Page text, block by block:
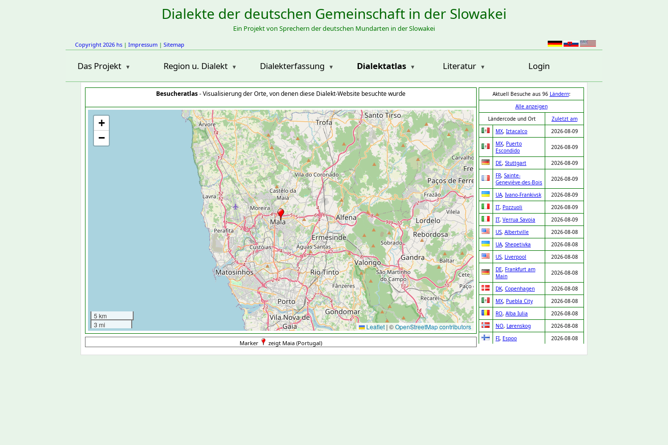
Dialekte der deutschen Gemeinschaft in der Slowakei
Ein Projekt von Sprechern der deutschen Mundarten in der Slowakei
Copyright 2026 hs | Impressum | Sitemap
Das Projekt Region u. Dialekt Dialekterfassung Dialektatlas Literatur Login
Besucheratlas- Visualisierung der Orte, von denen diese Dialekt-Website besuchte wurde
+
−
5 km
3 mi
Leaflet | ©OpenStreetMap contributors
Aktuell Besuche aus 96 Ländern:
Alle anzeigen
Ländercode und Ort
Zuletzt am
MX, Iztacalco
2026-08-09
MX, Puerto
Escondido
2026-08-09
DE, Stuttgart
2026-08-09
FR, Sainte-
Geneviève-des-Bois
2026-08-09
UA, Ivano-Frankivsk
2026-08-09
IT, Pozzuoli
2026-08-09
IT, Verrua Savoia
2026-08-09
US, Albertville
2026-08-08
UA, Shepetivka
2026-08-08
US, Liverpool
2026-08-08
DE, Frankfurt am
Main
2026-08-08
DK, Copenhagen
2026-08-08
MX, Puebla City
2026-08-08
RO, Alba Iulia
2026-08-08
NO, Lørenskog
2026-08-08
FI, Espoo
2026-08-08
Marker zeigt Maia (Portugal)